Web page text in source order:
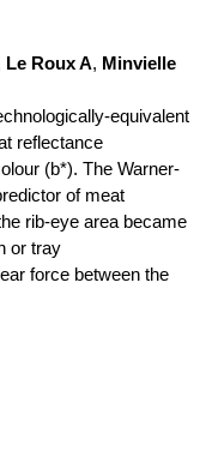
Le Roux A, Minvielle
equivalent
reflectance
(b*). The Warner-
of meat
rib-eye area became
or tray
force between the